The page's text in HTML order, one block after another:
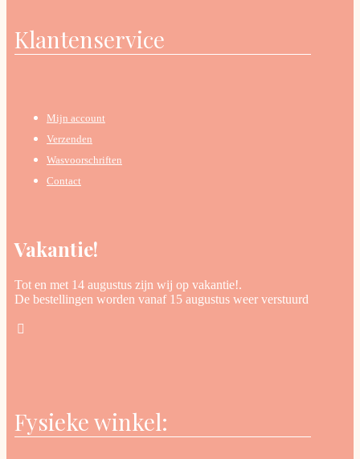
Klantenservice
Mijn account
Verzenden
Wasvoorschriften
Contact
Vakantie!
Tot en met 14 augustus zijn wij op vakantie!.
De bestellingen worden vanaf 15 augustus weer verstuurd
Fysieke winkel: